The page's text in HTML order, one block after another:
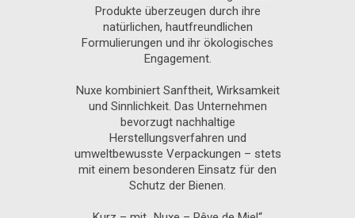
Produkte überzeugen durch ihre
natürlichen, hautfreundlichen
Formulierungen und ihr ökologisches
Engagement.
Nuxe kombiniert Sanftheit, Wirksamkeit
und Sinnlichkeit. Das Unternehmen
bevorzugt nachhaltige
Herstellungsverfahren und
umweltbewusste Verpackungen – stets
mit einem besonderen Einsatz für den
Schutz der Bienen.